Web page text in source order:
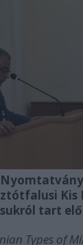
Kis
tart
Types of